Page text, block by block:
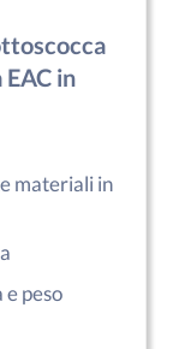
in
materiali in
peso